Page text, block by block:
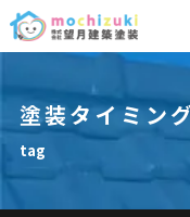
塗装タイミン
tag